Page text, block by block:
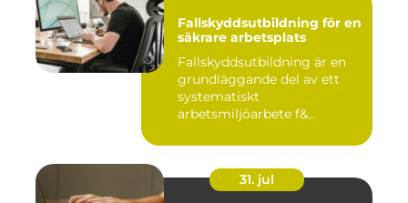
Fallskyddsutbildning för en
säkrare arbetsplats
Fallskyddsutbildning är en
grundläggande del av ett
systematiskt
arbetsmiljöarbete f&...
31. jul